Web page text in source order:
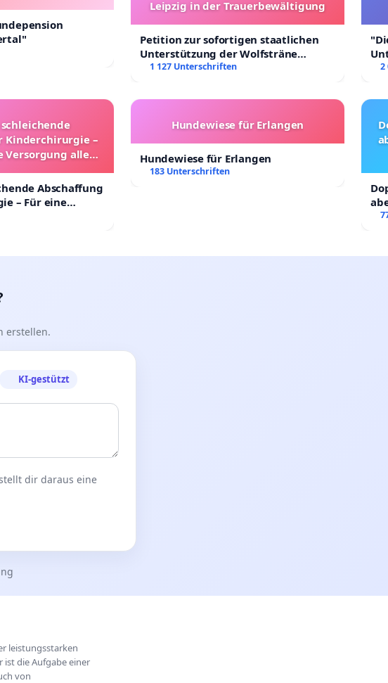
Leipzig in der Trauerbewältigung
Petition zur sofortigen staatlichen
Unterstützung der Wolfsträne
Leipzig in der Trauerbewältigung
1 127 Unterschriften 2
Kinderchirurgie –
Versorgung aller
Abschaffung
– Für eine
aller Kinder in
Hundewiese für Erlangen
Hundewiese für Erlangen
183 Unterschriften
erstellen.
KI-gestützt
dir daraus eine
leistungsstarken
ist die Aufgabe einer
von